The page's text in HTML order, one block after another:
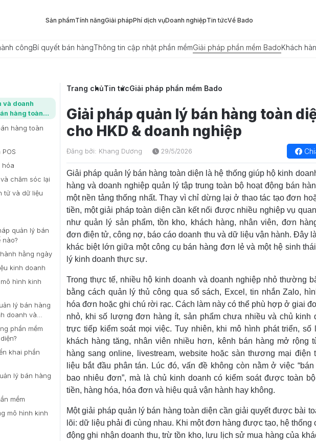
Sản phẩmTính năngGiải phápPhí dịch vụDoanh nghiệpTin tứcVề Bado
côngBí quyết bán hàngThông tin cập nhật phần mềmGiải pháp phần mềm BadoKhách
và doanh
hàng toàn
hàng toàn
hóa
chăm sóc lại
tử và dữ liệu
quản lý bán
nào?
hằng ngày
kinh doanh
hình kinh
lý bán hàng
doanh và
phần mềm
khai phần
lý bán hàng
mềm
mô hình kinh
Trang chủTin tứcGiải pháp phần mềm Bado
Giải pháp quản lý bán hàng toàn
cho HKD & doanh nghiệp
Đăng bởi: Khang Dương 29/5/2026
Giải pháp quản lý bán hàng toàn diện là hệ thống giúp hộ kinh
hàng và doanh nghiệp quản lý tập trung toàn bộ hoạt động bán
một nền tảng thống nhất. Thay vì chỉ dừng lại ở thao tác tạo đơn
tiền, một giải pháp toàn diện cần kết nối được nhiều nghiệp vụ
như quản lý sản phẩm, tồn kho, khách hàng, nhân viên, đơn
đơn điện tử, công nợ, báo cáo doanh thu và dữ liệu vận hành. Đây
khác biệt lớn giữa một công cụ bán hàng đơn lẻ và một hệ sinh
lý kinh doanh thực sự.
Trong thực tế, nhiều hộ kinh doanh và doanh nghiệp nhỏ thường
bằng cách quản lý thủ công qua sổ sách, Excel, tin nhắn Zalo,
hóa đơn hoặc ghi chú rời rạc. Cách làm này có thể phù hợp ở giai
nhỏ, khi số lượng đơn hàng ít, sản phẩm chưa nhiều và chủ kinh
trực tiếp kiểm soát mọi việc. Tuy nhiên, khi mô hình phát triển, số
khách hàng tăng, nhân viên nhiều hơn, kênh bán hàng mở rộng
hàng sang online, livestream, website hoặc sàn thương mại điện
liệu bắt đầu phân tán. Lúc đó, vấn đề không còn nằm ở việc
bao nhiêu đơn”, mà là chủ kinh doanh có kiểm soát được toàn
tiền, hàng hóa, hóa đơn và hiệu quả vận hành hay không.
Một giải pháp quản lý bán hàng toàn diện cần giải quyết được bài
lõi: dữ liệu phải đi cùng nhau. Khi một đơn hàng được tạo, hệ thống
động ghi nhận doanh thu, trừ tồn kho, lưu lịch sử mua hàng của